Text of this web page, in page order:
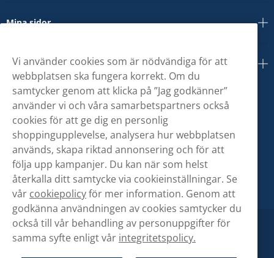
Mina sidor
Om oss
Vi använder cookies som är nödvändiga för att
webbplatsen ska fungera korrekt. Om du
samtycker genom att klicka på ”Jag godkänner”
använder vi och våra samarbetspartners också
cookies för att ge dig en personlig
shoppingupplevelse, analysera hur webbplatsen
används, skapa riktad annonsering och för att
följa upp kampanjer. Du kan när som helst
återkalla ditt samtycke via cookieinställningar. Se
vår cookiepolicyför mer information. Genom att
godkänna användningen av cookies samtycker du
också till vår behandling av personuppgifter för
samma syfte enligt vår integritetspolicy.